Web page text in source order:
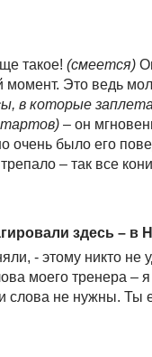
такое! (смеется)
момент. Это ведь
в которые
– он
очень было его
– так все
здесь – в
- этому никто
моего тренера –
не нужны. Ты